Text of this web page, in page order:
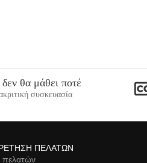
θα μάθει ποτέ
συσκευασία
ΠΕΛΑΤΏΝ
πελατών